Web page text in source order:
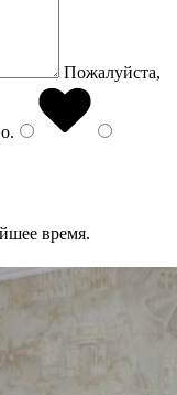
Пожалуйста,
.
время.